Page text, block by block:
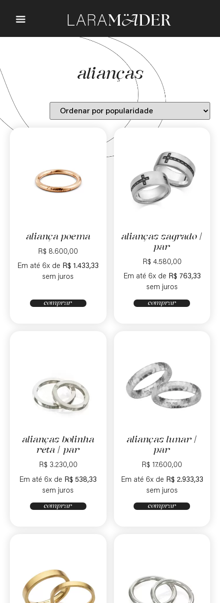
alianças
aliança poema
R$ 8.600,00
Em até 6x de R$ 1.433,33
sem juros
comprar
alianças sagrado |
par
R$ 4.580,00
Em até 6x de R$ 763,33
sem juros
comprar
alianças bolinha
reta | par
R$ 3.230,00
Em até 6x de R$ 538,33
sem juros
comprar
alianças lunar |
par
R$ 17.600,00
Em até 6x de R$ 2.933,33
sem juros
comprar